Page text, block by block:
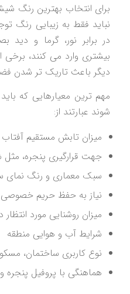
برای انتخاب بهترین رنگ
نباید فقط به زیبایی رنگ
در برابر نور، گرما و
بیشتری وارد می کنند،
دیگر باعث تاریک تر شدن
مهم ترین معیارهایی که
شوند عبارتند از:
میزان تابش مستقیم آفتاب
جهت قرارگیری پنجره،
سبک معماری و رنگ نمای
نیاز به حفظ حریم خصوصی
میزان روشنایی مورد
شرایط آب و هوایی منطقه
نوع کاربری ساختمان،
هماهنگی با پروفیل پنجره